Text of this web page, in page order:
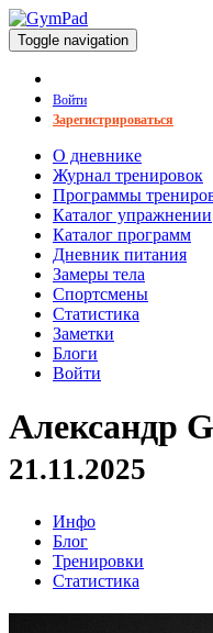
Toggle navigation
Войти
Зарегистрироваться
О дневнике
Журнал тренировок
Программы
Каталог упражнении
Каталог программ
Дневник питания
Замеры тела
Спортсмены
Статистика
Заметки
Блоги
Войти
Александр
21.11.2025
Инфо
Блог
Тренировки
Статистика